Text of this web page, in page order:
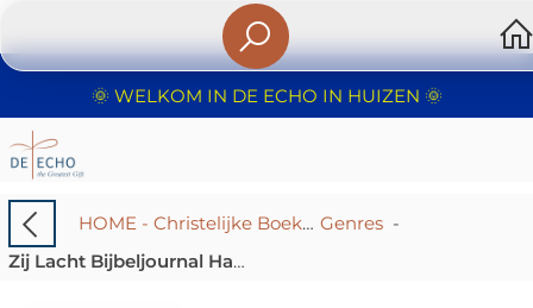
🌞 WELKOM IN DE ECHO IN HUIZEN 🌞
HOME - Christelijke Boekhandel De Echo – Huizen | Boeken & Cadeaus Genres-
Zij Lacht Bijbeljournal Handelingen HSV